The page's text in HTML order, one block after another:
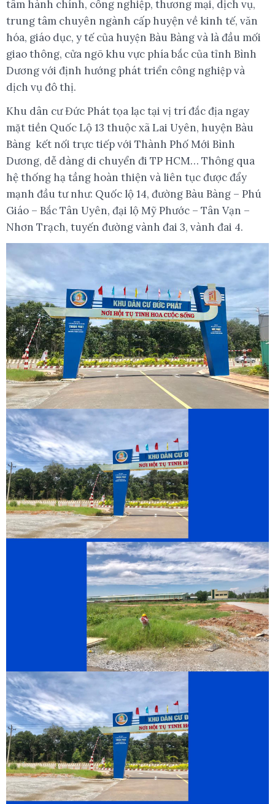
tâm hành chính, công nghiệp, thương mại, dịch vụ,
trung tâm chuyên ngành cấp huyện về kinh tế, văn
hóa, giáo dục, y tế của huyện Bàu Bàng và là đầu mối
giao thông, cửa ngõ khu vực phía bắc của tỉnh Bình
Dương với định hướng phát triển công nghiệp và
dịch vụ đô thị.
Khu dân cư Đức Phát tọa lạc tại vị trí đắc địa ngay
mặt tiền Quốc Lộ 13 thuộc xã Lai Uyên, huyện Bàu
Bàng kết nối trực tiếp với Thành Phố Mới Bình
Dương, dễ dàng di chuyển đi TP HCM… Thông qua
hệ thống hạ tầng hoàn thiện và liên tục được đẩy
mạnh đầu tư như: Quốc lộ 14, đường Bàu Bàng – Phú
Giáo – Bắc Tân Uyên, đại lộ Mỹ Phước – Tân Vạn –
Nhơn Trạch, tuyến đường vành đai 3, vành đai 4.